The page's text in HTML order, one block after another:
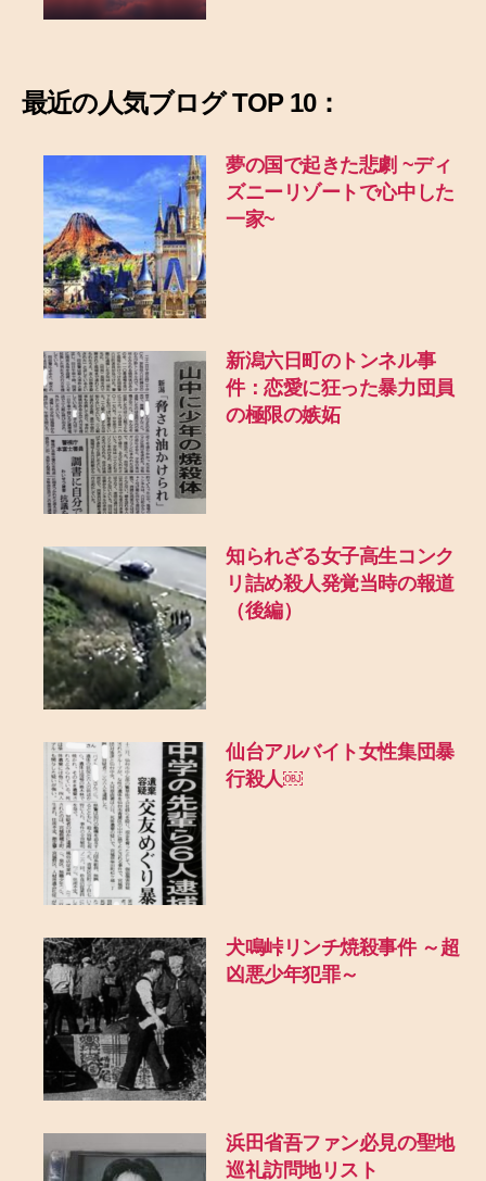
最近の人気ブログ TOP 10：
夢の国で起きた悲劇 ~ディ
ズニーリゾートで心中した
一家~
新潟六日町のトンネル事
件：恋愛に狂った暴力団員
の極限の嫉妬
知られざる女子高生コンク
リ詰め殺人発覚当時の報道
（後編）
仙台アルバイト女性集団暴
行殺人￼
犬鳴峠リンチ焼殺事件 ～超
凶悪少年犯罪～
浜田省吾ファン必見の聖地
巡礼訪問地リスト